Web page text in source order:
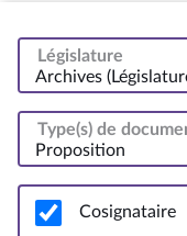
Législature
Archives
Type(s) de
Proposition
Cosignataire